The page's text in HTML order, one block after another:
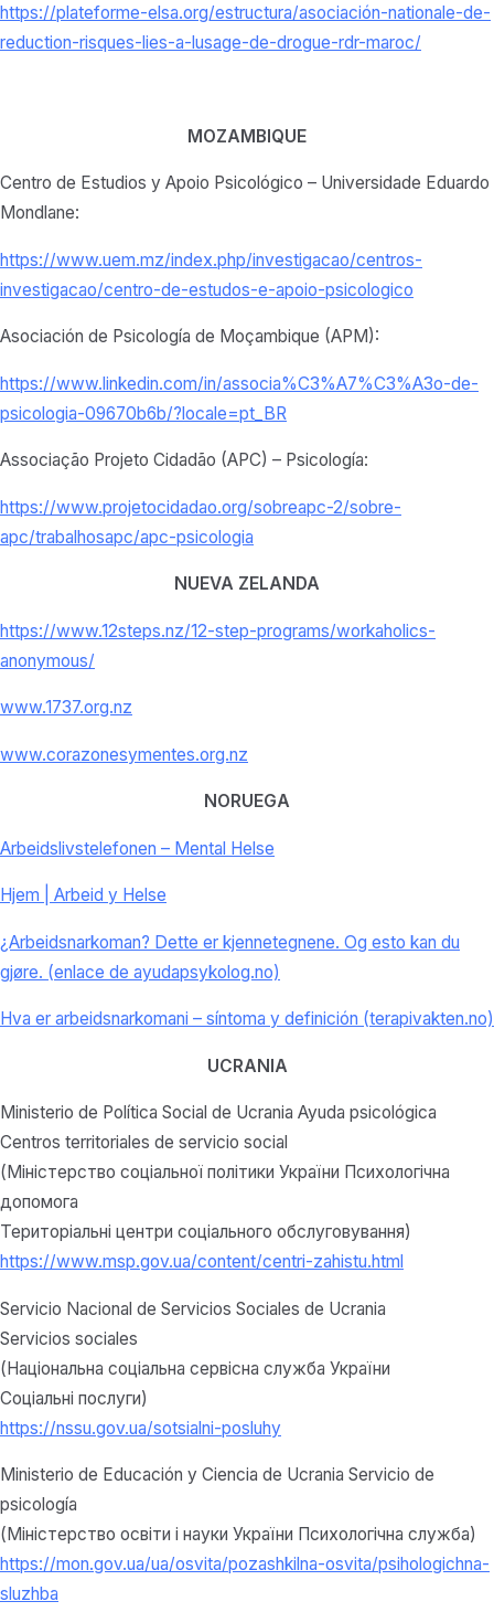
https://plateforme-elsa.org/estructura/asociación-nationale-de-
reduction-risques-lies-a-lusage-de-drogue-rdr-maroc/
MOZAMBIQUE
Centro de Estudios y Apoio Psicológico – Universidade Eduardo
Mondlane:
https://www.uem.mz/index.php/investigacao/centros-
investigacao/centro-de-estudos-e-apoio-psicologico
Asociación de Psicología de Moçambique (APM):
https://www.linkedin.com/in/associa%C3%A7%C3%A3o-de-
psicologia-09670b6b/?locale=pt_BR
Associação Projeto Cidadão (APC) – Psicología:
https://www.projetocidadao.org/sobreapc-2/sobre-
apc/trabalhosapc/apc-psicologia
NUEVA ZELANDA
https://www.12steps.nz/12-step-programs/workaholics-
anonymous/
www.1737.org.nz
www.corazonesymentes.org.nz
NORUEGA
Arbeidslivstelefonen – Mental Helse
Hjem | Arbeid y Helse
¿Arbeidsnarkoman? Dette er kjennetegnene. Og esto kan du
gjøre. (enlace de ayudapsykolog.no)
Hva er arbeidsnarkomani – síntoma y definición (terapivakten.no)
UCRANIA
Ministerio de Política Social de Ucrania Ayuda psicológica
Centros territoriales de servicio social
(Міністерство соціальної політики України Психологічна
допомога
Територіальні центри соціального обслуговування)
https://www.msp.gov.ua/content/centri-zahistu.html
Servicio Nacional de Servicios Sociales de Ucrania
Servicios sociales
(Національна соціальна сервісна служба України
Соціальні послуги)
https://nssu.gov.ua/sotsialni-posluhy
Ministerio de Educación y Ciencia de Ucrania Servicio de
psicología
(Міністерство освіти і науки України Психологічна служба)
https://mon.gov.ua/ua/osvita/pozashkilna-osvita/psihologichna-
sluzhba